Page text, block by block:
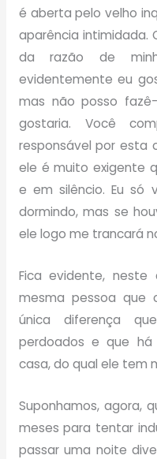
é aberta pelo velho
aparência intimidada.
da razão de
evidentemente eu
mas não posso
gostaria. Você
responsável por esta
ele é muito exigente
e em silêncio. Eu só
dormindo, mas se
ele logo me trancará
Fica evidente,
mesma pessoa que
única diferença
perdoados e que há
casa, do qual ele tem
Suponhamos, agora,
meses para tentar
passar uma noite